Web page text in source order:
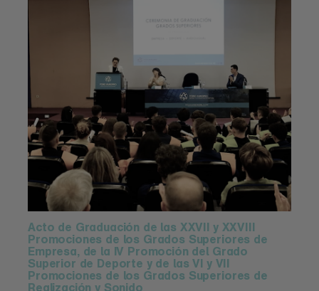
Acto de Graduación de las XXVII y XXVIII
Promociones de los Grados Superiores de
Empresa, de la IV Promoción del Grado
Superior de Deporte y de las VI y VII
Promociones de los Grados Superiores de
Realización y Sonido